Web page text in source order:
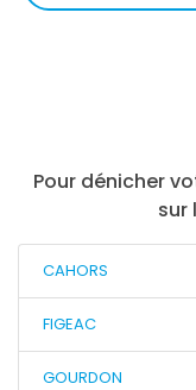
Pour dénicher
sur
CAHORS
FIGEAC
GOURDON